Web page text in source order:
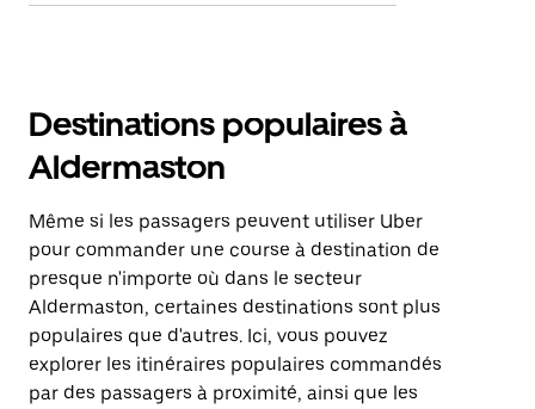
Destinations populaires à
Aldermaston
Même si les passagers peuvent utiliser Uber
pour commander une course à destination de
presque n'importe où dans le secteur
Aldermaston, certaines destinations sont plus
populaires que d'autres. Ici, vous pouvez
explorer les itinéraires populaires commandés
par des passagers à proximité, ainsi que les